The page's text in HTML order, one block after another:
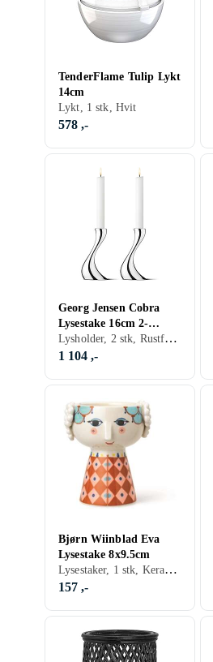
TenderFlame Tulip Lykt
14cm
Lykt, 1 stk, Hvit
578 ,-
Georg Jensen Cobra
Lysestake 16cm 2-
pakning
Lysholder, 2 stk, Rustfritt/krom, Sølv, Gull
1 104 ,-
Bjørn Wiinblad Eva
Lysestake 8x9.5cm
Lysestaker, 1 stk, Keramikk
157 ,-